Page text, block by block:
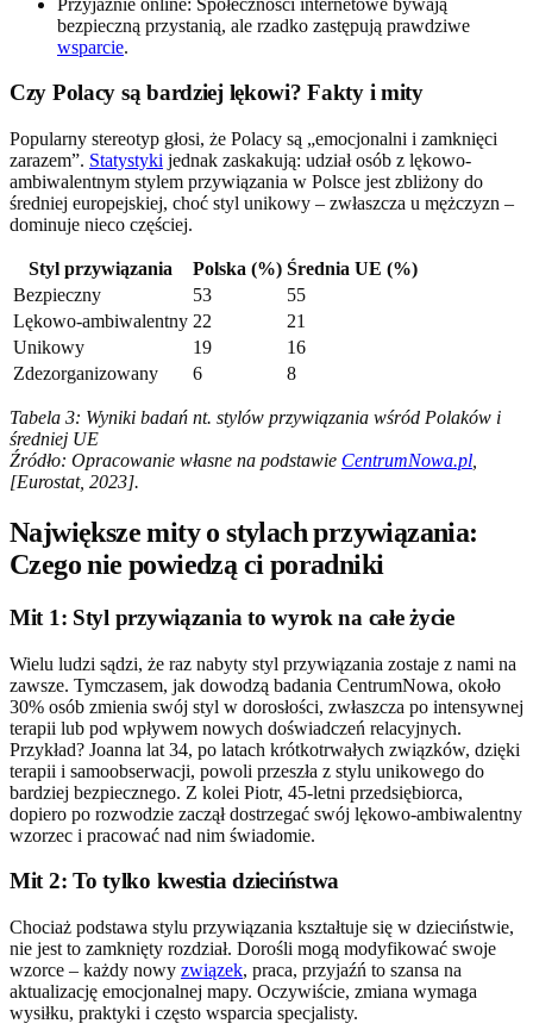
bezpieczną przystanią, ale rzadko zastępują prawdziwe
wsparcie.
Czy Polacy są bardziej lękowi? Fakty i mity
Popularny stereotyp głosi, że Polacy są „emocjonalni i zamknięci
zarazem”. Statystyki jednak zaskakują: udział osób z lękowo-
ambiwalentnym stylem przywiązania w Polsce jest zbliżony do
średniej europejskiej, choć styl unikowy – zwłaszcza u mężczyzn –
dominuje nieco częściej.
Styl przywiązania Polska (%) Średnia UE (%)
Bezpieczny
53
55
Lękowo-ambiwalentny 22
21
Unikowy
19
16
Zdezorganizowany
6 8
Tabela 3: Wyniki badań nt. stylów przywiązania wśród Polaków i
średniej UE
Źródło: Opracowanie własne na podstawie CentrumNowa.pl
[Eurostat, 2023].
Największe mity o stylach przywiązania:
Czego nie powiedzą ci poradniki
Mit 1: Styl przywiązania to wyrok na całe życie
Wielu ludzi sądzi, że raz nabyty styl przywiązania zostaje z nami na
zawsze. Tymczasem, jak dowodzą badania CentrumNowa, około
30% osób zmienia swój styl w dorosłości, zwłaszcza po intensywnej
terapii lub pod wpływem nowych doświadczeń relacyjnych.
Przykład? Joanna lat 34, po latach krótkotrwałych związków, dzięki
terapii i samoobserwacji, powoli przeszła z stylu unikowego do
bardziej bezpiecznego. Z kolei Piotr, 45-letni przedsiębiorca,
dopiero po rozwodzie zaczął dostrzegać swój lękowo-ambiwalentny
wzorzec i pracować nad nim świadomie.
Mit 2: To tylko kwestia dzieciństwa
Chociaż podstawa stylu przywiązania kształtuje się w dzieciństwie,
nie jest to zamknięty rozdział. Dorośli mogą modyfikować swoje
wzorce – każdy nowy związek, praca, przyjaźń to szansa na
aktualizację emocjonalnej mapy. Oczywiście, zmiana wymaga
wysiłku, praktyki i często wsparcia specjalisty.